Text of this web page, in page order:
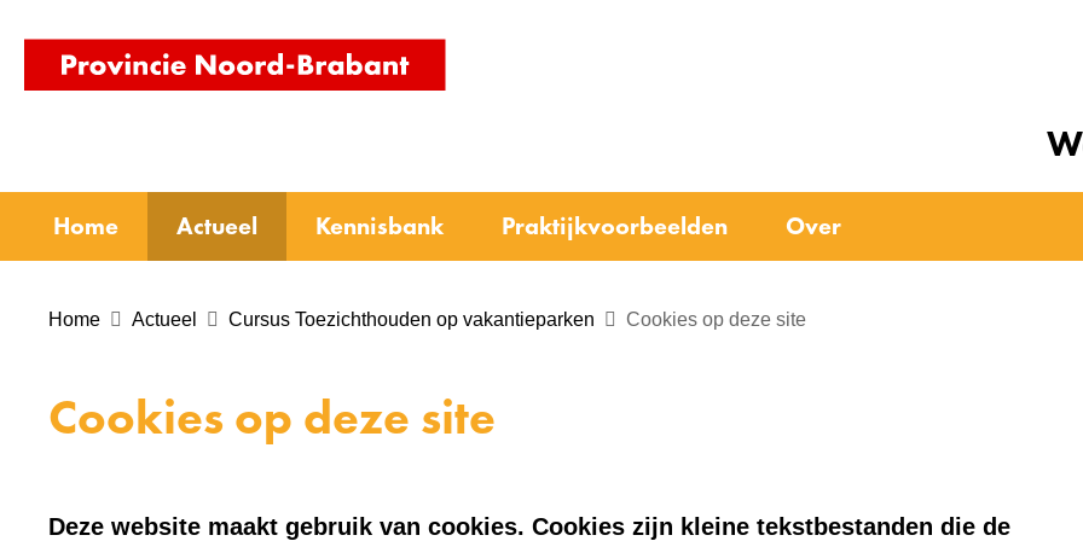
homepage)
Home Actueel Kennisbank Praktijkvoorbeelden Over
Home Actueel Cursus Toezichthouden op vakantieparken Cookies op deze site
Cookies op deze site
Deze website maakt gebruik van cookies. Cookies zijn kleine tekstbestanden die de